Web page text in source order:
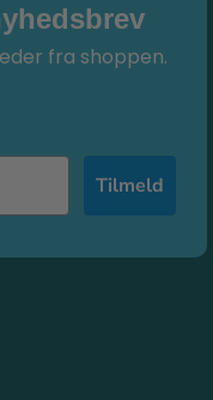
fra shoppen.
Tilmeld